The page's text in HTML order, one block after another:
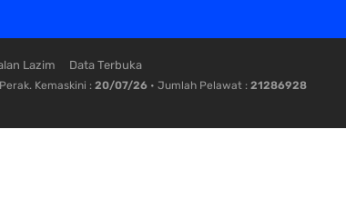
Lazim Data Terbuka
Kemaskini : 20/07/26 • Jumlah Pelawat : 21286928